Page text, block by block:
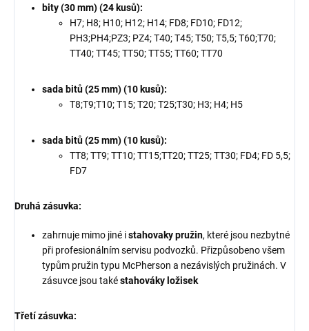
bity (30 mm) (24 kusů):
H7; H8; H10; H12; H14; FD8; FD10; FD12;
PH3;PH4;PZ3; PZ4; T40; T45; T50; T5,5; T60;T70;
TT40; TT45; TT50; TT55; TT60; TT70
sada bitů (25 mm) (10 kusů):
T8;T9;T10; T15; T20; T25;T30; H3; H4; H5
sada bitů (25 mm) (10 kusů):
TT8; TT9; TT10; TT15;TT20; TT25; TT30; FD4; FD 5,5;
FD7
Druhá zásuvka:
zahrnuje mimo jiné istahovaky pružin, které jsou nezbytné
při profesionálním servisu podvozků. Přizpůsobeno všem
typům pružin typu McPherson a nezávislých pružinách. V
zásuvce jsou takéstahováky ložisek
Třetí zásuvka: